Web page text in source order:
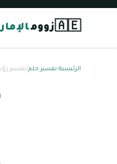
🇦🇪زووم
الرئيسية/تفسير حلم/تفسير